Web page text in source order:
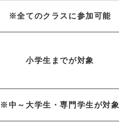
※全てのクラスに参加可能
小学生までが対象
※中～大学生・専門学生が対象